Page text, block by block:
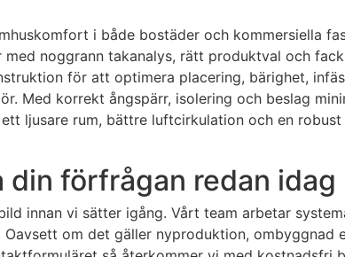
i både bostäder och kommersiella
noggrann takanalys, rätt produktval och
för att optimera placering, bärighet,
Med korrekt ångspärr, isolering och beslag
ljusare rum, bättre luftcirkulation och en
förfrågan redan idag
innan vi sätter igång. Vårt team arbetar
om det gäller nyproduktion, ombyggnad